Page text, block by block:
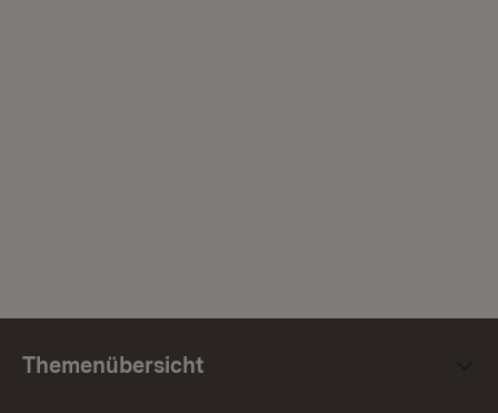
Themenübersicht